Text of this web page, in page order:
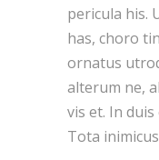
pericula his.
has, choro
ornatus
alterum ne,
vis et. In
Tota